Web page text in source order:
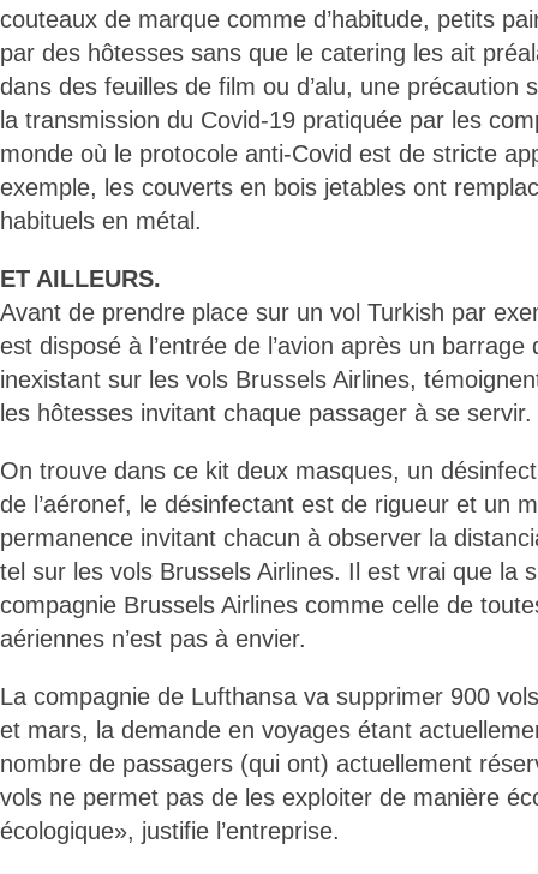
couteaux de marque comme d’habitude, petits
par des hôtesses sans que le catering les ait
dans des feuilles de film ou d’alu, une précaution
la transmission du Covid-19 pratiquée par les
monde où le protocole anti-Covid est de stricte
exemple, les couverts en bois jetables ont
habituels en métal.
ET AILLEURS.
Avant de prendre place sur un vol Turkish par
est disposé à l’entrée de l’avion après un
inexistant sur les vols Brussels Airlines,
les hôtesses invitant chaque passager à se servir.
On trouve dans ce kit deux masques, un
de l’aéronef, le désinfectant est de rigueur et un
permanence invitant chacun à observer la
tel sur les vols Brussels Airlines. Il est vrai que la
compagnie Brussels Airlines comme celle de
aériennes n’est pas à envier.
La compagnie de Lufthansa va supprimer 900
et mars, la demande en voyages étant
nombre de passagers (qui ont) actuellement
vols ne permet pas de les exploiter de manière
écologique», justifie l’entreprise.